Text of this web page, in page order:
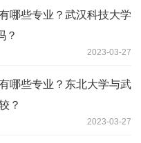
哪些专业？武汉科技大学
？
2023-03-27
哪些专业？东北大学与武
？
2023-03-27